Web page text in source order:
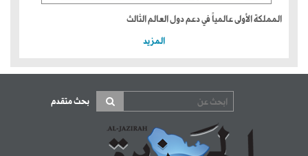
المملكة الأولى عالمياً في دعم دول العالم الثالث
المزيد
بحث متقدم